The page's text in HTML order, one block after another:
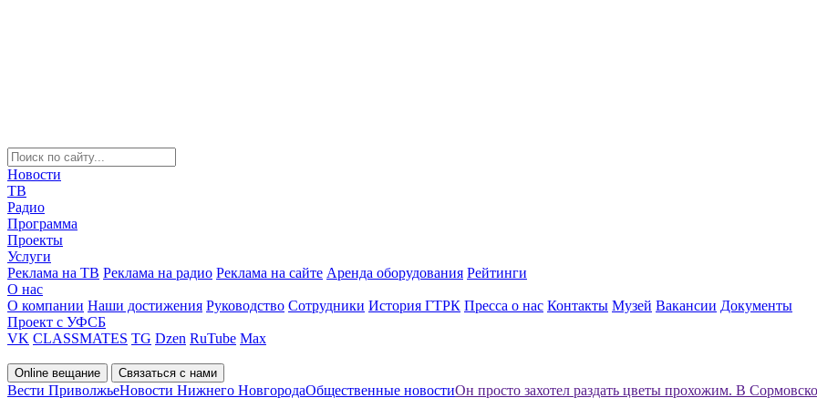
Новости
ТВ
Радио
Программа
Проекты
Услуги
Реклама на ТВ Реклама на радио Реклама на сайте Аренда оборудования Рейтинги
О нас
О компании Наши достижения Руководство Сотрудники История ГТРК Пресса о нас Контакты Музей Вакансии Документы
Проект с УФСБ
VK CLASSMATES TG Dzen RuTube Max
Online вещание Связаться с нами
Вести ПриволжьеНовости Нижнего НовгородаОбщественные новостиОн просто захотел раздать цветы прохожим. В